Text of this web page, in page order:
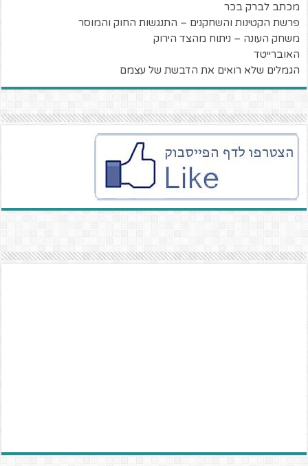
מכתב לברק בכר
פרשת הקטינות והשחקנים – התנגשות החוק והמוסר
משחק העונה – ניתוח מהצד הירוק
האוברייטד
הגמלים שלא רואים את הדבשת של עצמם